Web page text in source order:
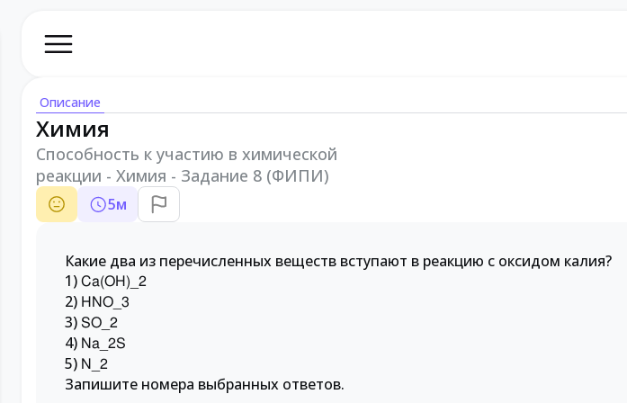
Описание
Химия
Способность к участию в химической
реакции - Химия - Задание 8 (ФИПИ)
5м
Какие два из перечисленных веществ вступают в реакцию с оксидом калия?
1)Ca(OH)_2
2) HNO_3
3)SO_2
4) Na_2S
5) N_2
Запишите номера выбранных ответов.